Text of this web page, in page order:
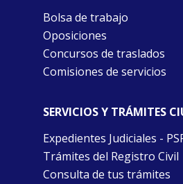
Bolsa de trabajo
Oposiciones
Concursos de traslados
Comisiones de servicios
SERVICIOS Y TRÁMITES
Expedientes Judiciales -
Trámites del Registro Civil
Consulta de tus trámites